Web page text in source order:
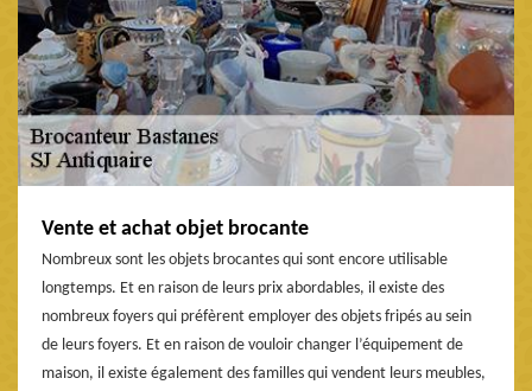
Vente et achat objet brocante
Nombreux sont les objets brocantes qui sont encore utilisable
longtemps. Et en raison de leurs prix abordables, il existe des
nombreux foyers qui préfèrent employer des objets fripés au sein
de leurs foyers. Et en raison de vouloir changer l’équipement de
maison, il existe également des familles qui vendent leurs meubles,